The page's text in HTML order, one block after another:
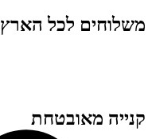
משלוחים לכל הארץ
קנייה מאובטחת